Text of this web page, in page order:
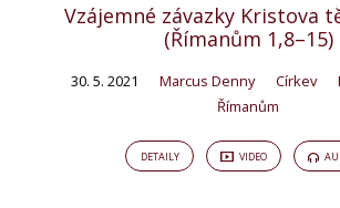
Vzájemné závazky Kristova
(Římanům 1,8–15)
30. 5. 2021 Marcus Denny Církev
Římanům
DETAILY VIDEO